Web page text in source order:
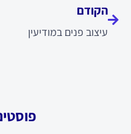
הקודם
עיצוב פנים במודיעין